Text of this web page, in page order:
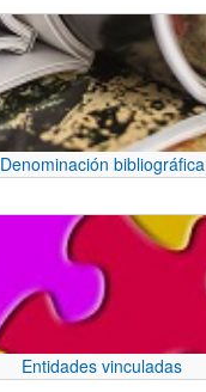
Denominación bibliográfica
Entidades vinculadas